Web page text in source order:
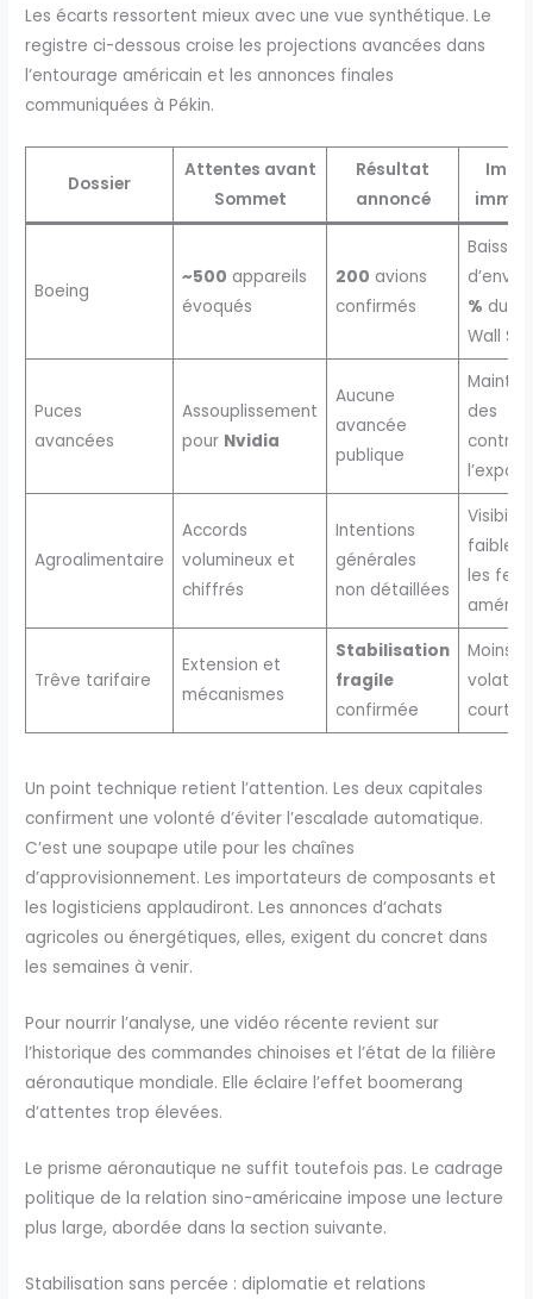
Les écarts ressortent mieux avec une vue synthétique. Le
registre ci-dessous croise les projections avancées dans
l’entourage américain et les annonces finales
communiquées à Pékin.
Dossier
Attentes avant
Sommet
Résultat
annoncé
Boeing
~500 appareils
évoqués
200 avions
confirmés
Baisse
% du
Wall
Puces
avancées
Assouplissement
pour Nvidia
Aucune
avancée
publique
des
l’export
Agroalimentaire
Accords
volumineux et
chiffrés
Intentions
générales
non détaillées
Visibilité
faible
les
Trêve tarifaire
Extension et
mécanismes
Stabilisation
fragile
confirmée
Moins
court
Un point technique retient l’attention. Les deux capitales
confirment une volonté d’éviter l’escalade automatique.
C’est une soupape utile pour les chaînes
d’approvisionnement. Les importateurs de composants et
les logisticiens applaudiront. Les annonces d’achats
agricoles ou énergétiques, elles, exigent du concret dans
les semaines à venir.
Pour nourrir l’analyse, une vidéo récente revient sur
l’historique des commandes chinoises et l’état de la filière
aéronautique mondiale. Elle éclaire l’effet boomerang
d’attentes trop élevées.
Le prisme aéronautique ne suffit toutefois pas. Le cadrage
politique de la relation sino-américaine impose une lecture
plus large, abordée dans la section suivante.
Stabilisation sans percée : diplomatie et relations